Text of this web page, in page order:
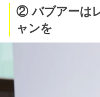
② バブアーは
ャンを